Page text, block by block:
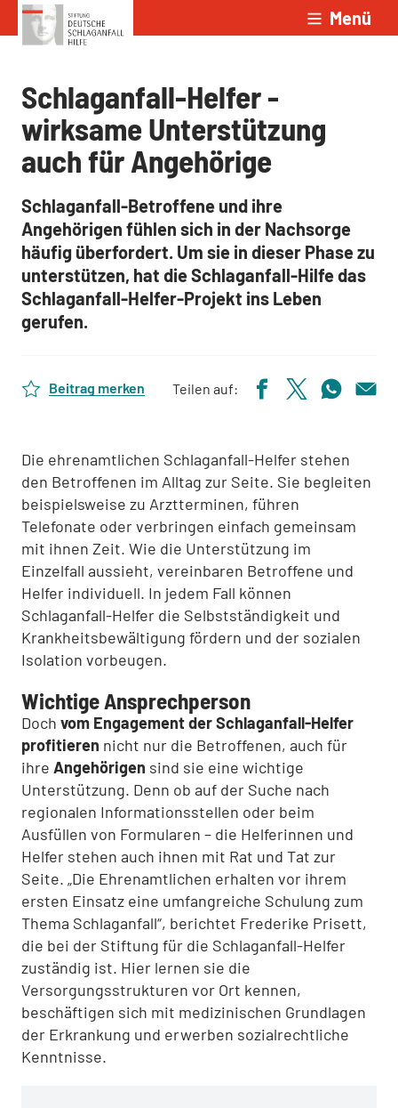
Zum Inhalt springen Menü
Schlaganfall-Helfer -
wirksame Unterstützung
auch für Angehörige
Schlaganfall-Betroffene und ihre
Angehörigen fühlen sich in der Nachsorge
häufig überfordert. Um sie in dieser Phase zu
unterstützen, hat die Schlaganfall-Hilfe das
Schlaganfall-Helfer-Projekt ins Leben
gerufen.
Beitrag merken Teilen auf:
Die ehrenamtlichen Schlaganfall-Helfer stehen
den Betroffenen im Alltag zur Seite. Sie begleiten
beispielsweise zu Arztterminen, führen
Telefonate oder verbringen einfach gemeinsam
mit ihnen Zeit. Wie die Unterstützung im
Einzelfall aussieht, vereinbaren Betroffene und
Helfer individuell. In jedem Fall können
Schlaganfall-Helfer die Selbstständigkeit und
Krankheitsbewältigung fördern und der sozialen
Isolation vorbeugen.
Wichtige Ansprechperson
Doch vom Engagement der Schlaganfall-Helfer
profitieren nicht nur die Betroffenen, auch für
ihre Angehörigen sind sie eine wichtige
Unterstützung. Denn ob auf der Suche nach
regionalen Informationsstellen oder beim
Ausfüllen von Formularen – die Helferinnen und
Helfer stehen auch ihnen mit Rat und Tat zur
Seite. „Die Ehrenamtlichen erhalten vor ihrem
ersten Einsatz eine umfangreiche Schulung zum
Thema Schlaganfall“, berichtet Frederike Prisett,
die bei der Stiftung für die Schlaganfall-Helfer
zuständig ist. Hier lernen sie die
Versorgungsstrukturen vor Ort kennen,
beschäftigen sich mit medizinischen Grundlagen
der Erkrankung und erwerben sozialrechtliche
Kenntnisse.